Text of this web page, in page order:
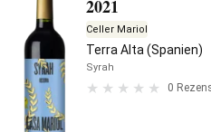
2021
Celler Mariol
Terra Alta (Spanien)
Syrah
0